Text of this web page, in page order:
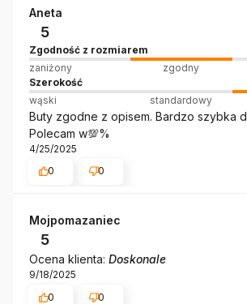
Aneta
5
Zgodność z rozmiarem
zaniżony
zgodny
Szerokość
wąski
standardowy
Buty zgodne z opisem. Bardzo szybka
Polecam w💯%
4/25/2025
0
0
Mojpomazaniec
5
Ocena klienta: Doskonale
9/18/2025
0
0